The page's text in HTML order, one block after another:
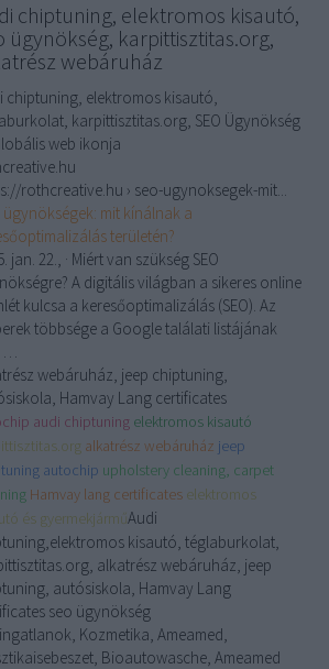
chiptuning, elektromos kisautó,
ügynökség, karpittisztitas.org,
webáruház
chiptuning, elektromos kisautó,
karpittisztitas.org, SEO Ügynökség
rothcreative.hu › seo-ugynoksegek-mit...
ügynökségek: mit kínálnak a
területén?
jan. 22., · Miért van szükség SEO
A digitális világban a sikeres online
kulcsa a keresőoptimalizálás (SEO). Az
többsége a Google találati listájának
…
webáruház, jeep chiptuning,
Hamvay Lang certificates
audi chiptuning elektromos kisautó
alkatrész webáruház jeep
autochip upholstery cleaning, carpet
Hamvay lang certificates elektromos
és gyermekjárműAudi
kisautó, téglaburkolat,
alkatrész webáruház, jeep
autósiskola, Hamvay Lang
seo ügynökség
Kozmetika, Ameamed,
Bioautowasche, Ameamed